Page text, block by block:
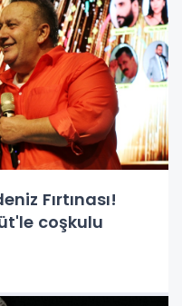
Fırtınası!
coşkulu